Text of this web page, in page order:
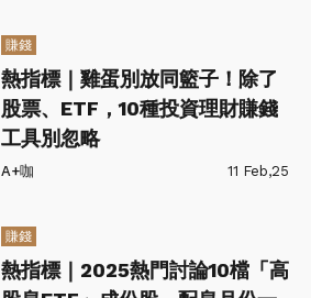
賺錢
熱指標｜雞蛋別放同籃子！除了
股票、ETF，10種投資理財賺錢
工具別忽略
A+咖 11 Feb,25
賺錢
熱指標｜2025熱門討論10檔「高